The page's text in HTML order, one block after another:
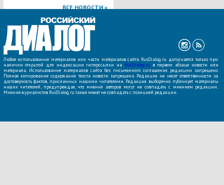
ВСЕ НОВОСТИ »
Любое использование материалов или части материалов сайта RusDialog.ru допускается только при
наличии открытой для индексации гиперссылки на RusDialog.ru в первом абзаце новости или
материала. Использование материалов сайта без письменного соглашения редакции запрещено.
Полное копирование содержания текста новости запрещено. Редакция не несет ответственности за
достоверность фактов, присланных нашими читателями. Редакция выборочно публикует материалы
наших читателей, предупреждая, что мнения авторов могут не совпадать с мнением редакции.
Мнение журналистов RusDialog.ru также может не совпадать с позицией редакции.